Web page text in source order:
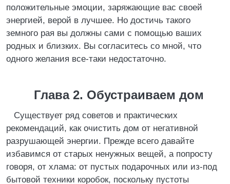
положительные эмоции, заряжающие вас своей
энергией, верой в лучшее. Но достичь такого
земного рая вы должны сами с помощью ваших
родных и близких. Вы согласитесь со мной, что
одного желания все-таки недостаточно.
Глава 2. Обустраиваем дом
Существует ряд советов и практических
рекомендаций, как очистить дом от негативной
разрушающей энергии. Прежде всего давайте
избавимся от старых ненужных вещей, а попросту
говоря, от хлама: от пустых подарочных или из-под
бытовой техники коробок, поскольку пустоты